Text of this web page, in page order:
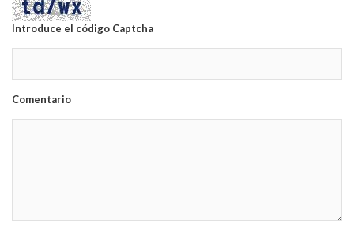
Introduce el código Captcha
Comentario